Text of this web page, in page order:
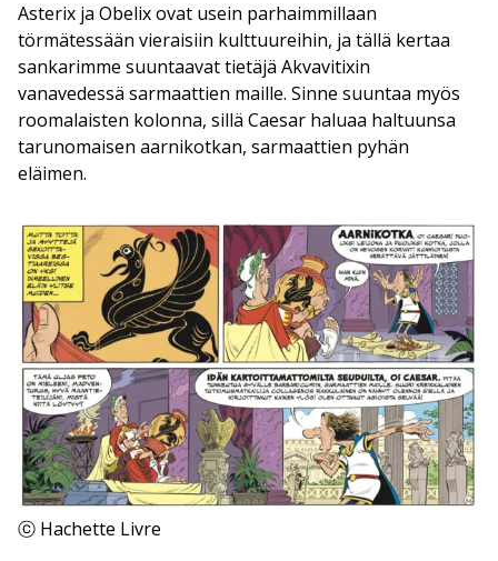
Asterix ja Obelix ovat usein parhaimmillaan
törmätessään vieraisiin kulttuureihin, ja tällä kertaa
sankarimme suuntaavat tietäjä Akvavitixin
vanavedessä sarmaattien maille. Sinne suuntaa myös
roomalaisten kolonna, sillä Caesar haluaa haltuunsa
tarunomaisen aarnikotkan, sarmaattien pyhän
eläimen.
ⓒ Hachette Livre